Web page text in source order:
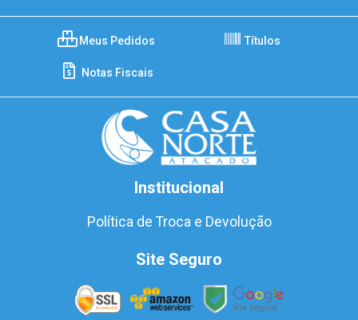
Meus Pedidos Títulos
Notas Fiscais
Institucional
Política de Troca e Devolução
Site Seguro